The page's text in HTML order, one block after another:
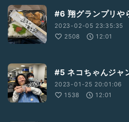
#6 翔グランプリや
2023-02-05 23:35:35
2508
12:01
#5 ネコちゃんジャ
2023-01-25 20:01:06
1538
12:01